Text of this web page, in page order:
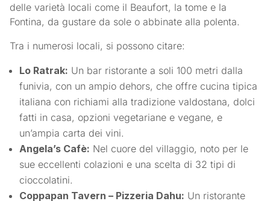
delle varietà locali come il Beaufort, la tome e la
Fontina, da gustare da sole o abbinate alla polenta.
Tra i numerosi locali, si possono citare:
Lo Ratrak: Un bar ristorante a soli 100 metri dalla
funivia, con un ampio dehors, che offre cucina tipica
italiana con richiami alla tradizione valdostana, dolci
fatti in casa, opzioni vegetariane e vegane, e
un’ampia carta dei vini.
Angela’s Cafè: Nel cuore del villaggio, noto per le
sue eccellenti colazioni e una scelta di 32 tipi di
cioccolatini.
Coppapan Tavern – Pizzeria Dahu: Un ristorante